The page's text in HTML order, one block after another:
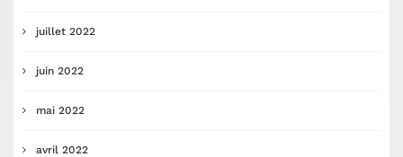
juillet 2022
juin 2022
mai 2022
avril 2022